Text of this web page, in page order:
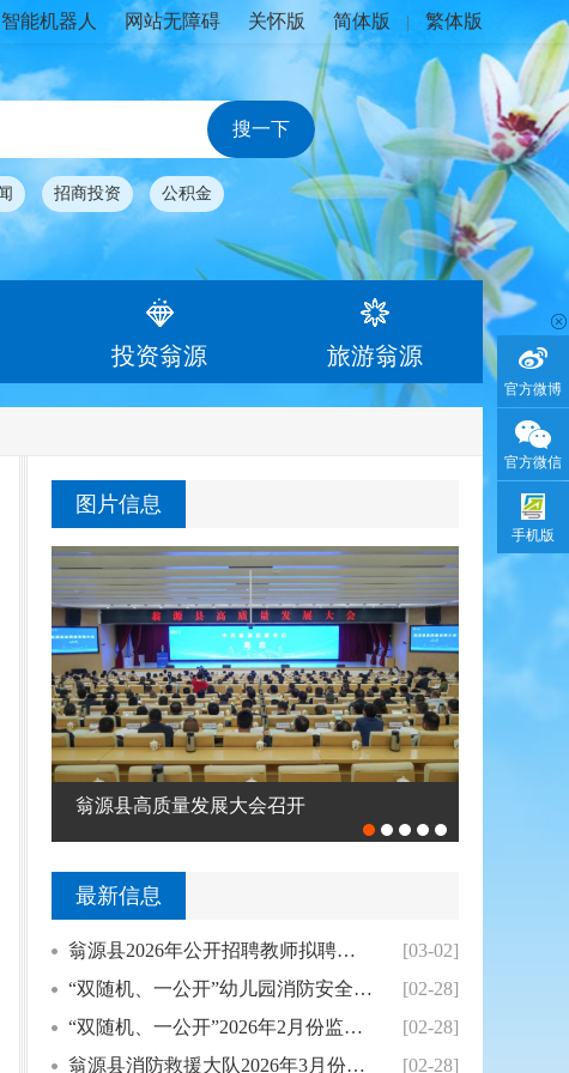
官方微博
官方微信
手机版
智能机器人 网站无障碍 关怀版 简体版 繁体版
招商投资 公积金
投资翁源 旅游翁源
图片信息
翁源县高质量发展大会召开
最新信息
翁源县2026年公开招聘教师拟聘用人员公示（...
[03-02]
“双随机、一公开”幼儿园消防安全专项整治2月...
[02-28]
“双随机、一公开”2026年2月份监督抽查结...
[02-28]
翁源县消防救援大队2026年3月份县级“双随...
[02-28]